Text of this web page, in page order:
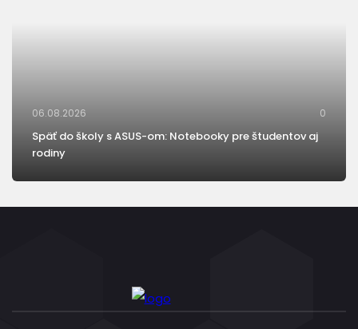
06.08.2026 0
Späť do školy s ASUS-om: Notebooky pre študentov aj
rodiny